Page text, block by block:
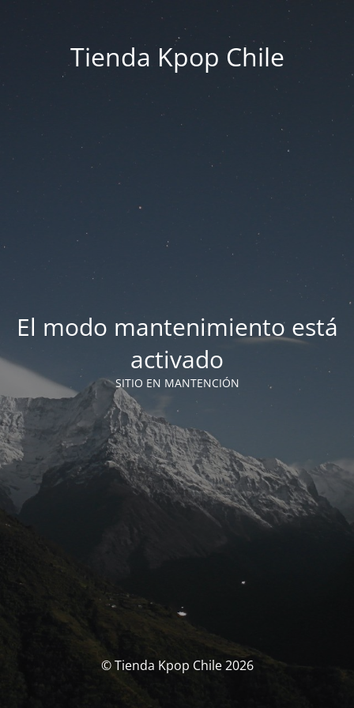
Tienda Kpop Chile
El modo mantenimiento está
activado
SITIO EN MANTENCIÓN
© Tienda Kpop Chile 2026